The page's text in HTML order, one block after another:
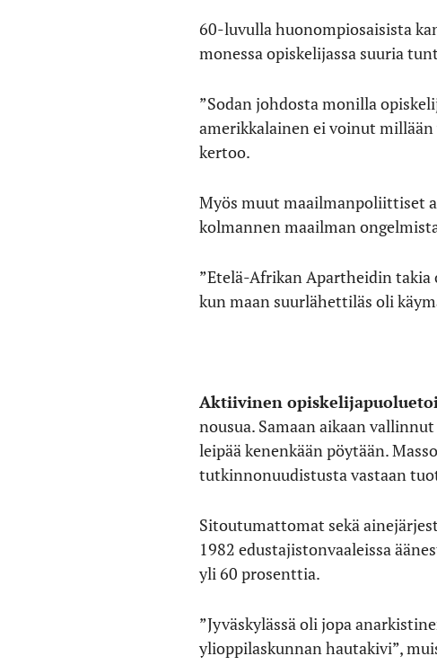
60-luvulla huonompiosaisista
monessa opiskelijassa suuria
”Sodan johdosta monilla
amerikkalainen ei voinut
kertoo.
Myös muut maailmanpoliittiset
kolmannen maailman
”Etelä-Afrikan Apartheidin
kun maan suurlähettiläs oli
Aktiivinen
nousua. Samaan aikaan
leipää kenenkään pöytään.
tutkinnonuudistusta vastaan
Sitoutumattomat sekä
1982 edustajistonvaaleissa
yli 60 prosenttia.
”Jyväskylässä oli jopa
ylioppilaskunnan hautakivi”,